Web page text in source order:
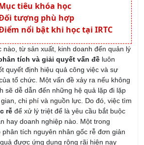
tiêu khóa học
tượng phù hợp
nổi bật khi học tại IRTC
nào, từ sản xuất, kinh doanh đến quản lý
tích và giải quyết vấn đề luôn
quyết định hiệu quả công việc và sự
tổ chức. Một vấn đề xảy ra nếu không
sẽ dễ dẫn đến những hệ quả lặp đi lặp
chi phí và nguồn lực. Do đó, việc tìm
rễ để xử lý triệt để là yêu cầu bắt buộc
hay doanh nghiệp nào. Một trong
tích nguyên nhân gốc rễ đơn giản
được ứng dụng rộng rãi hiện nay